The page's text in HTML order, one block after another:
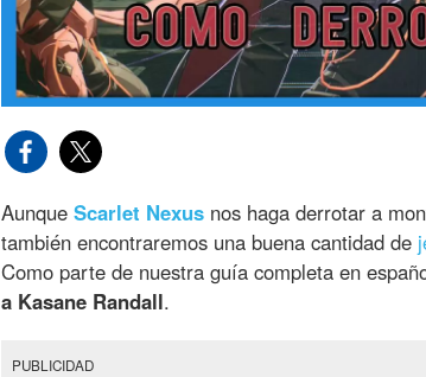
Aunque Scarlet Nexus nos haga derrotar a
también encontraremos una buena cantidad de
Como parte de nuestra guía completa en
a Kasane Randall.
PUBLICIDAD